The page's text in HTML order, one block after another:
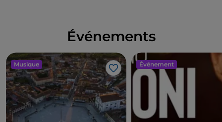
Événements
Musique
J’aime
Événement